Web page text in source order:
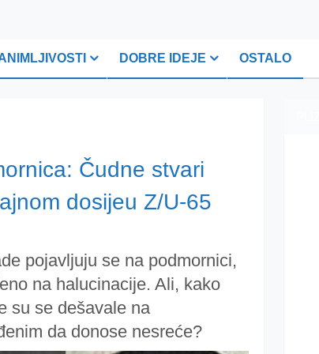
DOBRE IDEJE OSTALO
Čudne stvari
dosijeu Z/U-65
pojavljuju se na podmornici,
na halucinacije. Ali, kako
su se dešavale na
da donose nesreće?